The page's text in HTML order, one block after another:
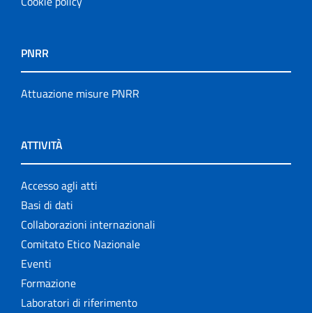
PNRR
Attuazione misure PNRR
ATTIVITÀ
Accesso agli atti
Basi di dati
Collaborazioni internazionali
Comitato Etico Nazionale
Eventi
Formazione
Laboratori di riferimento